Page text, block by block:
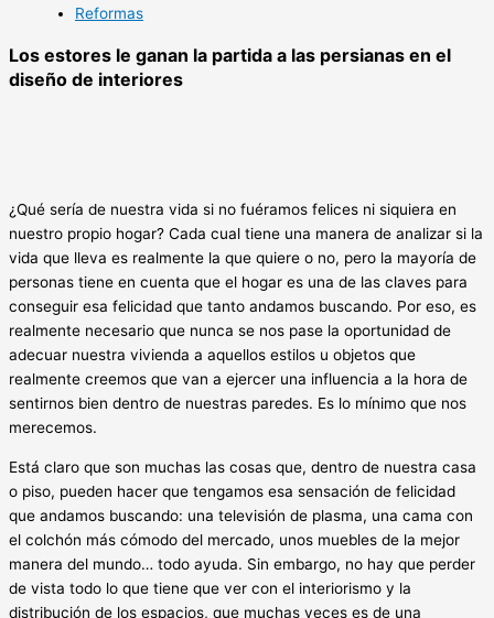
Reformas
Los estores le ganan la partida a las persianas en el
diseño de interiores
¿Qué sería de nuestra vida si no fuéramos felices ni siquiera en
nuestro propio hogar? Cada cual tiene una manera de analizar si la
vida que lleva es realmente la que quiere o no, pero la mayoría de
personas tiene en cuenta que el hogar es una de las claves para
conseguir esa felicidad que tanto andamos buscando. Por eso, es
realmente necesario que nunca se nos pase la oportunidad de
adecuar nuestra vivienda a aquellos estilos u objetos que
realmente creemos que van a ejercer una influencia a la hora de
sentirnos bien dentro de nuestras paredes. Es lo mínimo que nos
merecemos.
Está claro que son muchas las cosas que, dentro de nuestra casa
o piso, pueden hacer que tengamos esa sensación de felicidad
que andamos buscando: una televisión de plasma, una cama con
el colchón más cómodo del mercado, unos muebles de la mejor
manera del mundo… todo ayuda. Sin embargo, no hay que perder
de vista todo lo que tiene que ver con el interiorismo y la
distribución de los espacios, que muchas veces es de una